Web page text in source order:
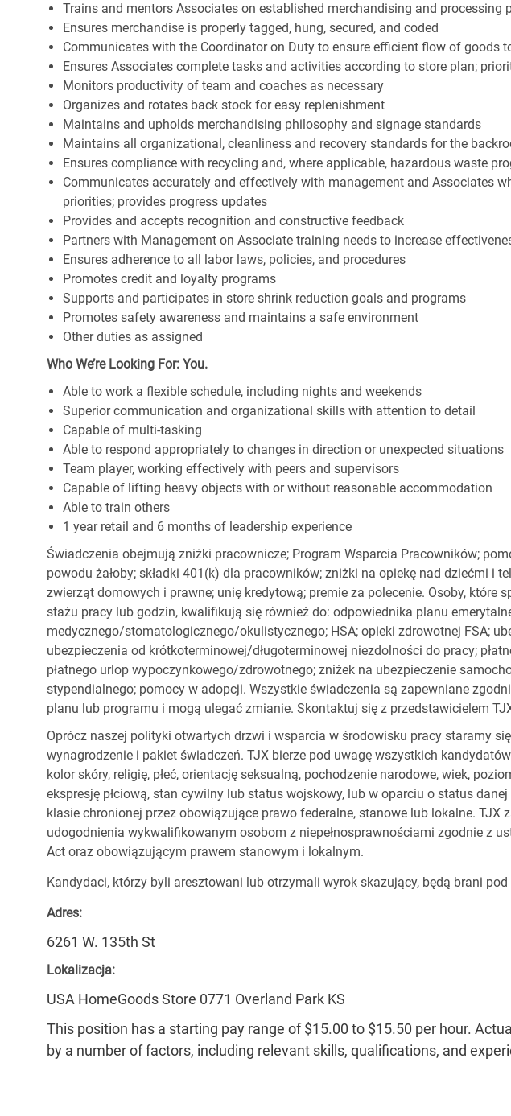
Trains and mentors Associates on established merchandising and processing
Ensures merchandise is properly tagged, hung, secured, and coded
Communicates with the Coordinator on Duty to ensure efficient flow of goods
Ensures Associates complete tasks and activities according to store plan;
Monitors productivity of team and coaches as necessary
Organizes and rotates back stock for easy replenishment
Maintains and upholds merchandising philosophy and signage standards
Maintains all organizational, cleanliness and recovery standards for the
Ensures compliance with recycling and, where applicable, hazardous waste
Communicates accurately and effectively with management and Associates
priorities; provides progress updates
Provides and accepts recognition and constructive feedback
Partners with Management on Associate training needs to increase
Ensures adherence to all labor laws, policies, and procedures
Promotes credit and loyalty programs
Supports and participates in store shrink reduction goals and programs
Promotes safety awareness and maintains a safe environment
Other duties as assigned
Who We’re Looking For: You.
Able to work a flexible schedule, including nights and weekends
Superior communication and organizational skills with attention to detail
Capable of multi-tasking
Able to respond appropriately to changes in direction or unexpected situations
Team player, working effectively with peers and supervisors
Capable of lifting heavy objects with or without reasonable accommodation
Able to train others
1 year retail and 6 months of leadership experience
Świadczenia obejmują zniżki pracownicze; Program Wsparcia Pracowników;
powodu żałoby; składki 401(k) dla pracowników; zniżki na opiekę nad dziećmi i
zwierząt domowych i prawne; unię kredytową; premie za polecenie. Osoby, które
stażu pracy lub godzin, kwalifikują się również do: odpowiednika planu
medycznego/stomatologicznego/okulistycznego; HSA; opieki zdrowotnej FSA;
ubezpieczenia od krótkoterminowej/długoterminowej niezdolności do pracy;
płatnego urlop wypoczynkowego/zdrowotnego; zniżek na ubezpieczenie
stypendialnego; pomocy w adopcji. Wszystkie świadczenia są zapewniane
planu lub programu i mogą ulegać zmianie. Skontaktuj się z przedstawicielem
Oprócz naszej polityki otwartych drzwi i wsparcia w środowisku pracy staramy
wynagrodzenie i pakiet świadczeń. TJX bierze pod uwagę wszystkich
kolor skóry, religię, płeć, orientację seksualną, pochodzenie narodowe, wiek,
ekspresję płciową, stan cywilny lub status wojskowy, lub w oparciu o status
klasie chronionej przez obowiązujące prawo federalne, stanowe lub lokalne. TJX
udogodnienia wykwalifikowanym osobom z niepełnosprawnościami zgodnie z
Act oraz obowiązującym prawem stanowym i lokalnym.
Kandydaci, którzy byli aresztowani lub otrzymali wyrok skazujący, będą brani
Adres:
6261 W. 135th St
Lokalizacja:
USA HomeGoods Store 0771 Overland Park KS
This position has a starting pay range of $15.00 to $15.50 per hour.
by a number of factors, including relevant skills, qualifications, and